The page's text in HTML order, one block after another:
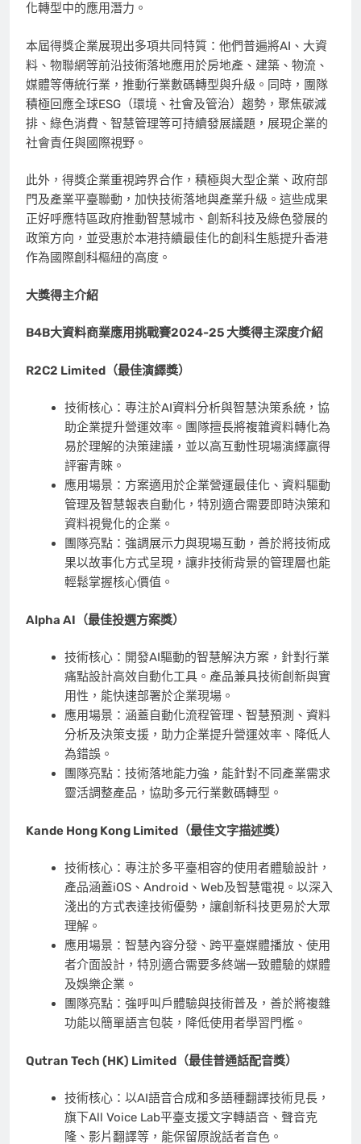
化轉型中的應用潛力。
本屆得獎企業展現出多項共同特質：他們普遍將AI、大資
料、物聯網等前沿技術落地應用於房地產、建築、物流、
媒體等傳統行業，推動行業數碼轉型與升級。同時，團隊
積極回應全球ESG（環境、社會及管治）趨勢，聚焦碳減
排、綠色消費、智慧管理等可持續發展議題，展現企業的
社會責任與國際視野。
此外，得獎企業重視跨界合作，積極與大型企業、政府部
門及產業平臺聯動，加快技術落地與產業升級。這些成果
正好呼應特區政府推動智慧城市、創新科技及綠色發展的
政策方向，並受惠於本港持續最佳化的創科生態提升香港
作為國際創科樞紐的高度。
大獎得主介紹
B4B大資料商業應用挑戰賽2024-25 大獎得主深度介紹
R2C2 Limited （最佳演繹獎）
技術核心：專注於AI資料分析與智慧決策系統，協
助企業提升營運效率。團隊擅長將複雜資料轉化為
易於理解的決策建議，並以高互動性現場演繹贏得
評審青睞。
應用場景：方案適用於企業營運最佳化、資料驅動
管理及智慧報表自動化，特別適合需要即時決策和
資料視覺化的企業。
團隊亮點：強調展示力與現場互動，善於將技術成
果以故事化方式呈現，讓非技術背景的管理層也能
輕鬆掌握核心價值。
Alpha AI （最佳投選方案獎）
技術核心：開發AI驅動的智慧解決方案，針對行業
痛點設計高效自動化工具。產品兼具技術創新與實
用性，能快速部署於企業現場。
應用場景：涵蓋自動化流程管理、智慧預測、資料
分析及決策支援，助力企業提升營運效率、降低人
為錯誤。
團隊亮點：技術落地能力強，能針對不同產業需求
靈活調整產品，協助多元行業數碼轉型。
Kande Hong Kong Limited （最佳文字描述獎）
技術核心：專注於多平臺相容的使用者體驗設計，
產品涵蓋iOS、Android、Web及智慧電視。以深入
淺出的方式表達技術優勢，讓創新科技更易於大眾
理解。
應用場景：智慧內容分發、跨平臺媒體播放、使用
者介面設計，特別適合需要多終端一致體驗的媒體
及娛樂企業。
團隊亮點：強呼叫戶體驗與技術普及，善於將複雜
功能以簡單語言包裝，降低使用者學習門檻。
Qutran Tech (HK) Limited （最佳普通話配音獎）
技術核心：以AI語音合成和多語種翻譯技術見長，
旗下All Voice Lab平臺支援文字轉語音、聲音克
隆、影片翻譯等，能保留原說話者音色。